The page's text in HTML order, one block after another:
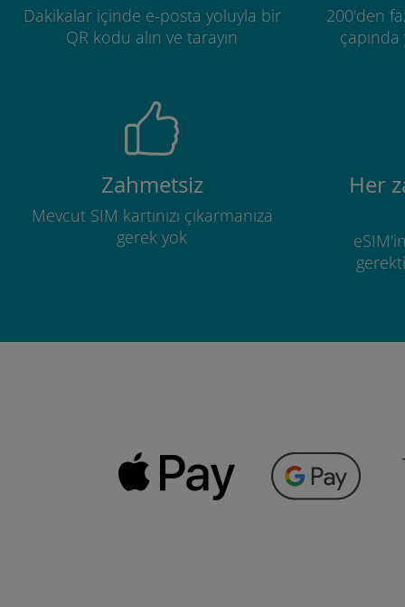
Dakikalar içinde e-posta yoluyla bir
QR kodu alın ve tarayın
200'den
Zahmetsiz
Mevcut SIM kartınızı çıkarmanıza
gerek yok
Her